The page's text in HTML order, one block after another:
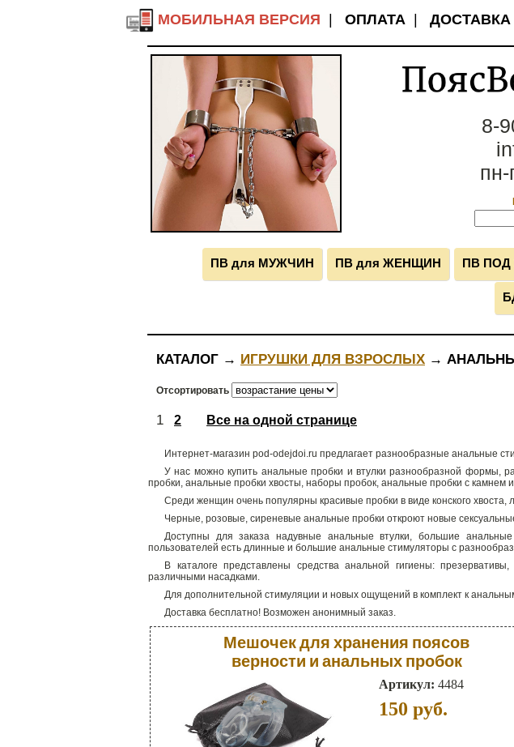
МОБИЛЬНАЯ ВЕРСИЯ |ОПЛАТА |ДОСТАВКА
8-
пн-
ПВ для МУЖЧИН ПВ для ЖЕНЩИН ПВ ПОД
КАТАЛОГ → ИГРУШКИ ДЛЯ ВЗРОСЛЫХ →
Отсортировать
1 2 Все на одной странице
Интернет-магазин pod-odejdoi.ru предлагает разнообразные анальные
У нас можно купить анальные пробки и втулки разнообразной формы,
пробки, анальные пробки хвосты, наборы пробок, анальные пробки с
Среди женщин очень популярны красивые пробки в виде конского хвоста,
Черные, розовые, сиреневые анальные пробки откроют новые
Доступны для заказа надувные анальные втулки, большие
пользователей есть длинные и большие анальные стимуляторы с
В каталоге представлены средства анальной гигиены:
различными насадками.
Для дополнительной стимуляции и новых ощущений в комплект к
Доставка бесплатно! Возможен анонимный заказ.
Мешочек для хранения поясов
верности и анальных пробок
Артикул: 4484
150 руб.